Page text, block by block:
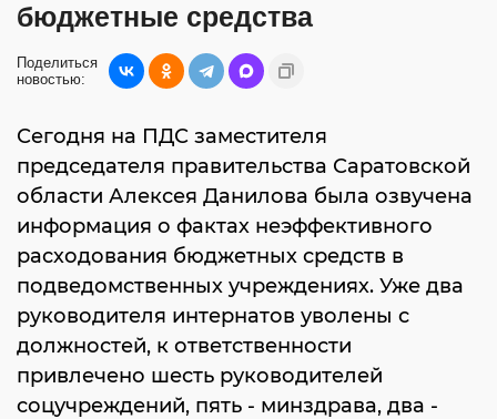
бюджетные средства
Поделиться
новостью:
Сегодня на ПДС заместителя
председателя правительства Саратовской
области Алексея Данилова была озвучена
информация о фактах неэффективного
расходования бюджетных средств в
подведомственных учреждениях. Уже два
руководителя интернатов уволены с
должностей, к ответственности
привлечено шесть руководителей
соцучреждений, пять - минздрава, два -